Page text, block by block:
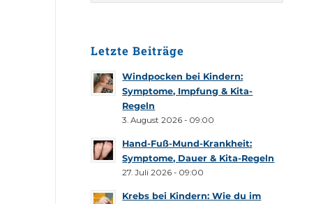
Letzte Beiträge
Windpocken bei Kindern:
Symptome, Impfung & Kita-
Regeln
3. August 2026 - 09:00
Hand-Fuß-Mund-Krankheit:
Symptome, Dauer & Kita-Regeln
27. Juli 2026 - 09:00
Krebs bei Kindern: Wie du im